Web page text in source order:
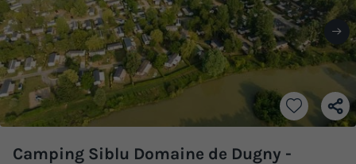
Camping Siblu Domaine de Dugny -